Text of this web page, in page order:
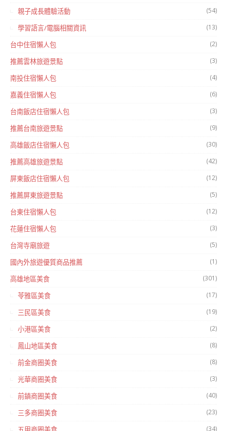
親子成長體驗活動 (54)
學習語言/電腦相關資訊 (13)
台中住宿懶人包 (2)
推薦雲林旅遊景點 (3)
南投住宿懶人包 (4)
嘉義住宿懶人包 (6)
台南飯店住宿懶人包 (3)
推薦台南旅遊景點 (9)
高雄飯店住宿懶人包 (30)
推薦高雄旅遊景點 (42)
屏東飯店住宿懶人包 (12)
推薦屏東旅遊景點 (5)
台東住宿懶人包 (12)
花蓮住宿懶人包 (3)
台灣寺廟旅遊 (5)
國內外旅遊優質商品推薦 (1)
高雄地區美食 (301)
苓雅區美食 (17)
三民區美食 (19)
小港區美食 (2)
鳳山地區美食 (8)
前金商圈美食 (8)
光華商圈美食 (3)
前鎮商圈美食 (40)
三多商圈美食 (23)
(34)